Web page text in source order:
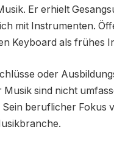
Er erhielt
mit Instrumenten.
Keyboard als frühes
oder
sind nicht
beruflicher Fokus